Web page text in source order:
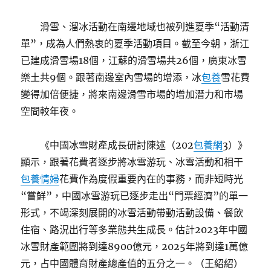
滑雪、溜冰活動在南邊地域也被列進夏季“活動清
單”，成為人們熱衷的夏季活動項目。截至今朝，浙江
已建成滑雪場18個，江蘇的滑雪場共26個，廣東冰雪
樂土共9個。跟著南邊室內雪場的增添，冰包養雪花費
變得加倍便捷，將來南邊滑雪市場的增加潛力和市場
空間較年夜。
《中國冰雪財產成長研討陳述（202包養網3）》
顯示，跟著花費者逐步將冰雪游玩、冰雪活動和相干
包養情婦花費作為度假重要內在的事務，而非短時光
“嘗鮮”，中國冰雪游玩已逐步走出“門票經濟”的單一
形式，不竭深刻展開的冰雪活動帶動活動設備、餐飲
住宿、路況出行等多業態共生成長。估計2023年中國
冰雪財產範圍將到達8900億元，2025年將到達1萬億
元，占中國體育財產總產值的五分之一。（王紹紹）